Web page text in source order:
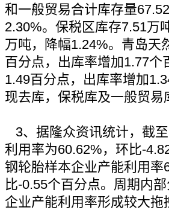
和一般贸易合计库存量
2.30%。保税区库存7.51万
万吨，降幅1.24%。青岛天
百分点，出库率增加1.77
1.49百分点，出库率增加
现去库，保税库及一般贸
3、据隆众资讯统计，截
利用率为60.62%，环比-
钢轮胎样本企业产能利用
比-0.55个百分点。周期内
企业产能利用率形成较大拖